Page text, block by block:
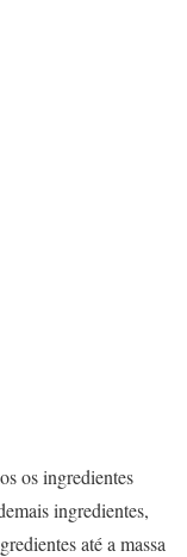
os ingredientes
ingredientes,
até a massa